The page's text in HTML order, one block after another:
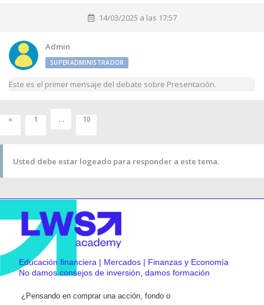
14/03/2025 a las 17:57
Admin
SUPERADMINISTRADOR
Este es el primer mensaje del debate sobre Presentación.
« 1 … 10
Usted debe estar logeado para responder a este tema.
Educación financiera | Mercados | Finanzas y Economía
No damos consejos de inversión, damos formación
¿Pensando en comprar una acción, fondo o